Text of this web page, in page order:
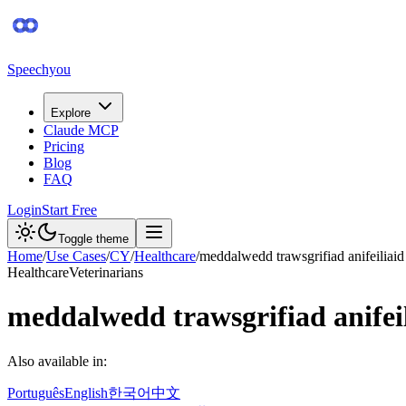
Speechyou
Explore
Claude MCP
Pricing
Blog
FAQ
LoginStart Free
Toggle theme
Home/Use Cases/CY/Healthcare/meddalwedd trawsgrifiad anifeiliaid
HealthcareVeterinarians
meddalwedd trawsgrifiad
Also available in:
PortuguêsEnglish한국어中文